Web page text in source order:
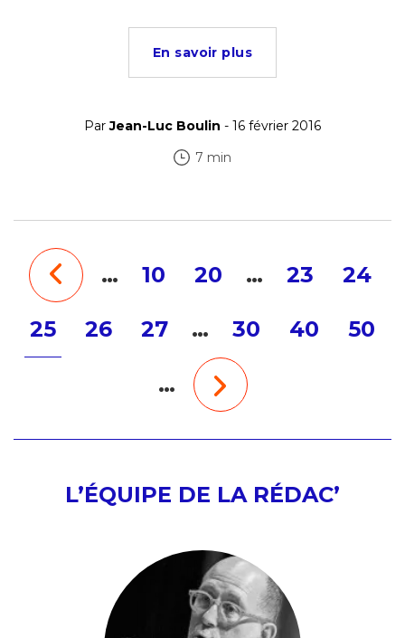
En savoir plus
ParJean-Luc Boulin - 16 février 2016
7 min
… 10 20 … 23 24
25 26 27 … 30 40 50
…
L’ÉQUIPE DE LA RÉDAC’